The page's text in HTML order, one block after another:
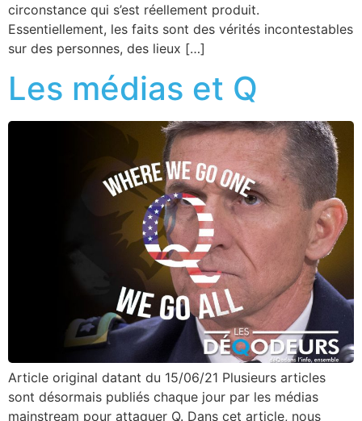
circonstance qui s’est réellement produit.
Essentiellement, les faits sont des vérités incontestables
sur des personnes, des lieux […]
Les médias et Q
Article original datant du 15/06/21 Plusieurs articles
sont désormais publiés chaque jour par les médias
mainstream pour attaquer Q. Dans cet article, nous